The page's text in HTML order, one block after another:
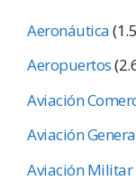
Aeronáutica
Aeropuertos
Aviación
Aviación
Aviación Militar